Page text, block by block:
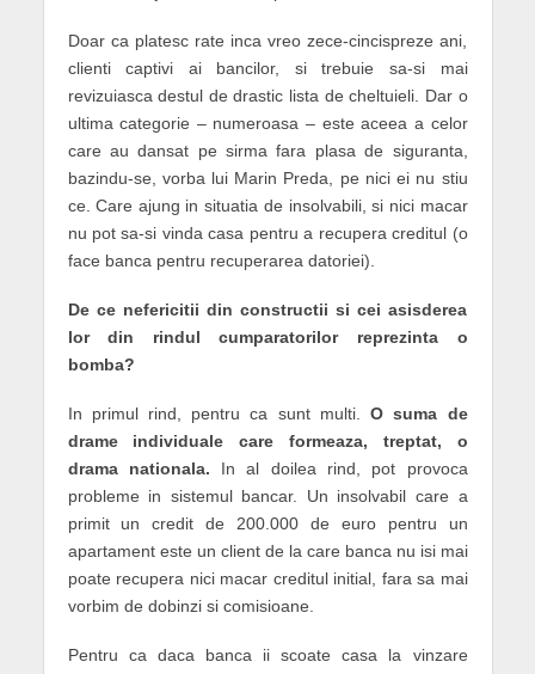
Doar ca platesc rate inca vreo zece-cincispreze ani,
clienti captivi ai bancilor, si trebuie sa-si mai
revizuiasca destul de drastic lista de cheltuieli. Dar o
ultima categorie – numeroasa – este aceea a celor
care au dansat pe sirma fara plasa de siguranta,
bazindu-se, vorba lui Marin Preda, pe nici ei nu stiu
ce. Care ajung in situatia de insolvabili, si nici macar
nu pot sa-si vinda casa pentru a recupera creditul (o
face banca pentru recuperarea datoriei).
De ce nefericitii din constructii si cei asisderea
lor din rindul cumparatorilor reprezinta o
bomba?
In primul rind, pentru ca sunt multi.O suma de
drame individuale care formeaza, treptat, o
drama nationala. In al doilea rind, pot provoca
probleme in sistemul bancar. Un insolvabil care a
primit un credit de 200.000 de euro pentru un
apartament este un client de la care banca nu isi mai
poate recupera nici macar creditul initial, fara sa mai
vorbim de dobinzi si comisioane.
Pentru ca daca banca ii scoate casa la vinzare